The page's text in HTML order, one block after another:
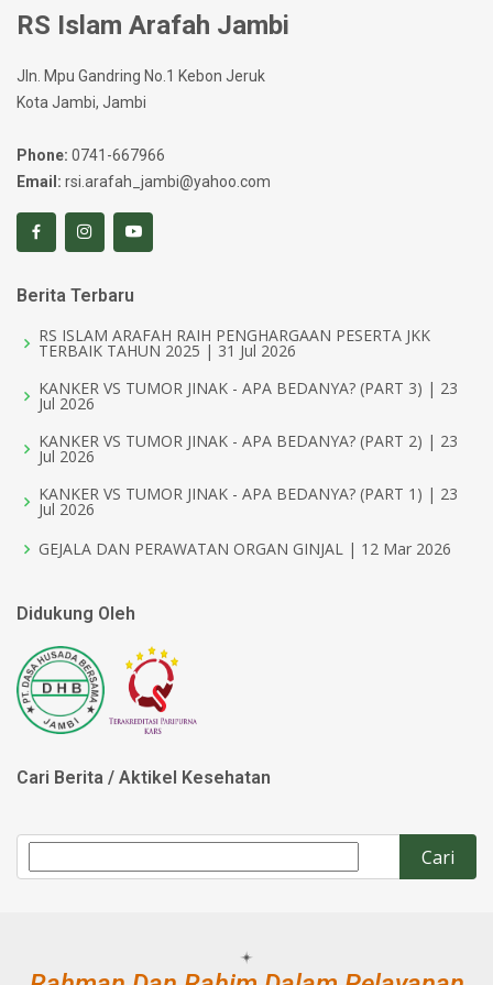
RS Islam Arafah Jambi
Jln. Mpu Gandring No.1 Kebon Jeruk
Kota Jambi, Jambi
Phone: 0741-667966
Email: rsi.arafah_jambi@yahoo.com
Berita Terbaru
RS ISLAM ARAFAH RAIH PENGHARGAAN PESERTA JKK
TERBAIK TAHUN 2025 | 31 Jul 2026
KANKER VS TUMOR JINAK - APA BEDANYA? (PART 3) | 23
Jul 2026
KANKER VS TUMOR JINAK - APA BEDANYA? (PART 2) | 23
Jul 2026
KANKER VS TUMOR JINAK - APA BEDANYA? (PART 1) | 23
Jul 2026
GEJALA DAN PERAWATAN ORGAN GINJAL | 12 Mar 2026
Didukung Oleh
Cari Berita / Aktikel Kesehatan